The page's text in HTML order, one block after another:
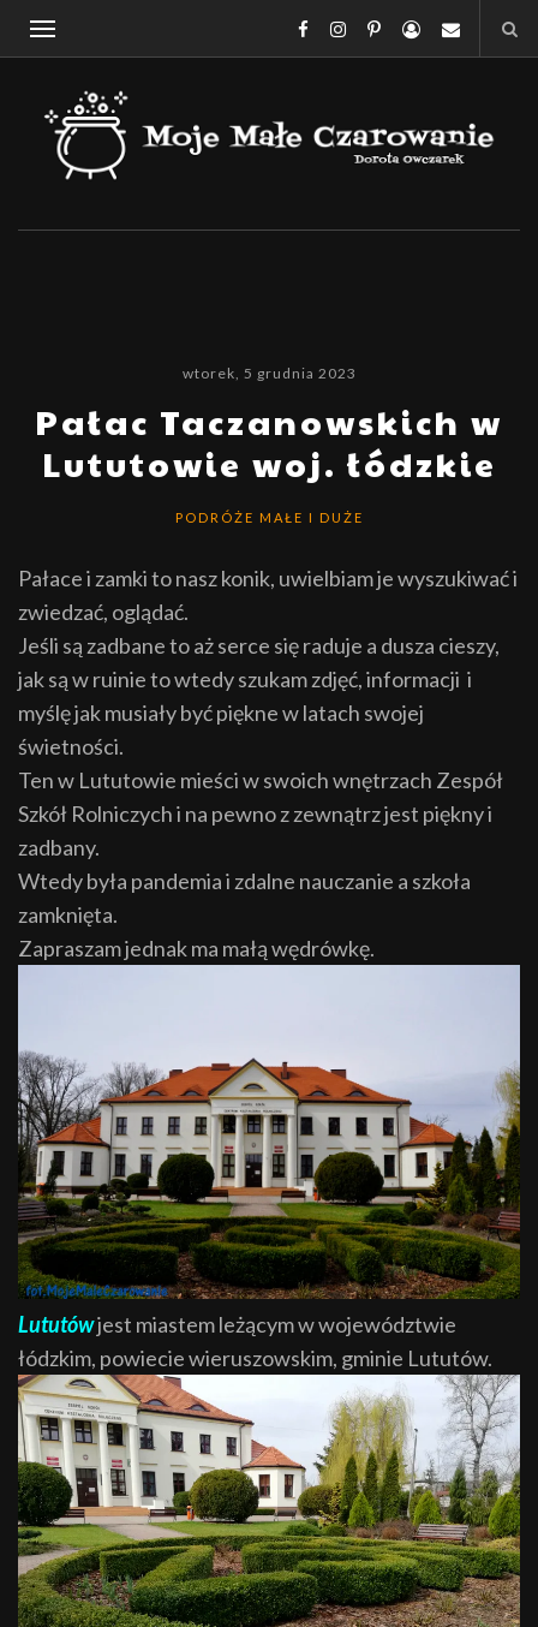
wtorek, 5 grudnia 2023
Pałac Taczanowskich w
Lututowie woj. łódzkie
PODRÓŻE MAŁE I DUŻE
Pałace i zamki to nasz konik, uwielbiam je wyszukiwać i
zwiedzać, oglądać.
Jeśli są zadbane to aż serce się raduje a dusza cieszy,
jak są w ruinie to wtedy szukam zdjęć, informacji i
myślę jak musiały być piękne w latach swojej
świetności.
Ten w Lututowie mieści w swoich wnętrzach Zespół
Szkół Rolniczych i na pewno z zewnątrz jest piękny i
zadbany.
Wtedy była pandemia i zdalne nauczanie a szkoła
zamknięta.
Zapraszam jednak ma małą wędrówkę.
Lututówjest miastem leżącym w województwie
łódzkim, powiecie wieruszowskim, gminie Lututów.